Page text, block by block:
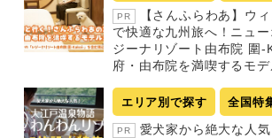
PR
【さんふらわあ】ウ
で快適な九州旅へ！ニュ
ジーナリゾート由布院 圍-
府・由布院を満喫するモデ
エリア別で探す 全国特
PR
愛犬家から絶大な人